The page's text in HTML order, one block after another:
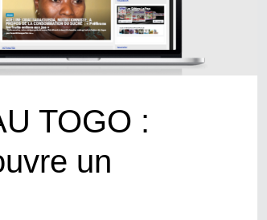
TOGO :
un